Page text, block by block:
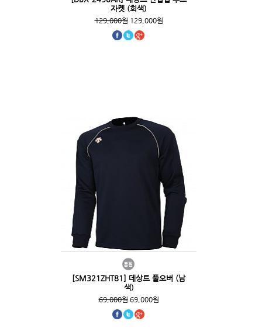
자켓 (회색)
129,000원129,000원
[SM321ZHT81] 데상트 풀오버 (남
색)
69,000원69,000원